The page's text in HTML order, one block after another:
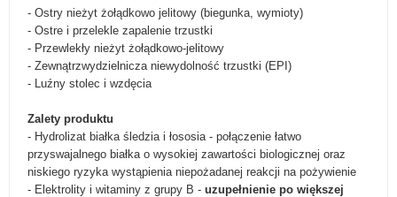
- Ostry nieżyt żołądkowo jelitowy (biegunka, wymioty)
- Ostre i przelekle zapalenie trzustki
- Przewlekły nieżyt żołądkowo-jelitowy
- Zewnątrzwydzielnicza niewydolność trzustki (EPI)
- Luźny stolec i wzdęcia
Zalety produktu
- Hydrolizat białka śledzia i łososia - połączenie łatwo
przyswajalnego białka o wysokiej zawartości biologicznej oraz
niskiego ryzyka wystąpienia niepożadanej reakcji na pożywienie
- Elektrolity i witaminy z grupy B - uzupełnienie po większej